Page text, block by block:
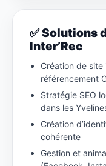
✅ Solutions
Inter’Rec
Création de
référencement
Stratégie SEO
dans les
Création
cohérente
Gestion et